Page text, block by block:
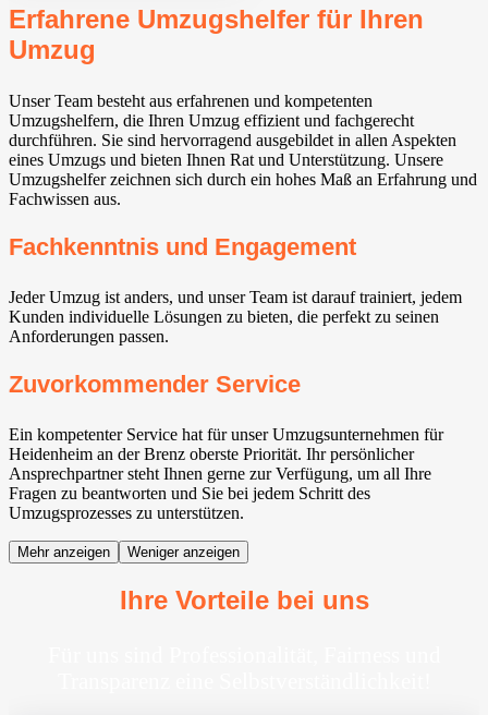
Erfahrene Umzugshelfer für Ihren
Umzug
Unser Team besteht aus erfahrenen und kompetenten
Umzugshelfern, die Ihren Umzug effizient und fachgerecht
durchführen. Sie sind hervorragend ausgebildet in allen Aspekten
eines Umzugs und bieten Ihnen Rat und Unterstützung. Unsere
Umzugshelfer zeichnen sich durch ein hohes Maß an Erfahrung und
Fachwissen aus.
Fachkenntnis und Engagement
Jeder Umzug ist anders, und unser Team ist darauf trainiert, jedem
Kunden individuelle Lösungen zu bieten, die perfekt zu seinen
Anforderungen passen.
Zuvorkommender Service
Ein kompetenter Service hat für unser Umzugsunternehmen für
Heidenheim an der Brenz oberste Priorität. Ihr persönlicher
Ansprechpartner steht Ihnen gerne zur Verfügung, um all Ihre
Fragen zu beantworten und Sie bei jedem Schritt des
Umzugsprozesses zu unterstützen.
Mehr anzeigen Weniger anzeigen
Ihre Vorteile bei uns